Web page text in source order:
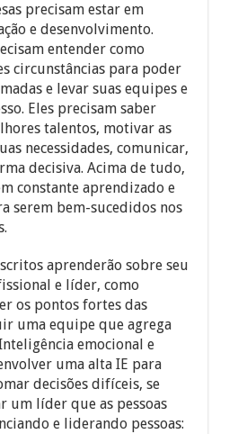
precisam estar em
e desenvolvimento.
entender como
circunstâncias para poder
e levar suas equipes e
Eles precisam saber
talentos, motivar as
necessidades, comunicar,
decisiva. Acima de tudo,
constante aprendizado e
serem bem-sucedidos nos
aprenderão sobre seu
e líder, como
os pontos fortes das
uma equipe que agrega
emocional e
uma alta IE para
decisões difíceis, se
um líder que as pessoas
e liderando pessoas: